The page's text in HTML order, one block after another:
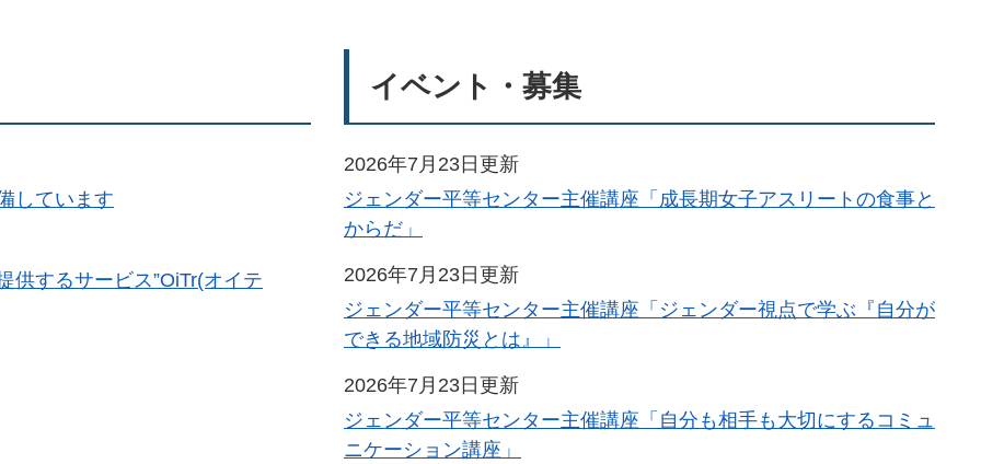
しています
供するサービス”OiTr(オイテ
イベント・募集
2026年7月23日更新
ジェンダー平等センター主催講座「成長期女子アスリートの食事と
からだ」
2026年7月23日更新
ジェンダー平等センター主催講座「ジェンダー視点で学ぶ『自分が
できる地域防災とは』」
2026年7月23日更新
ジェンダー平等センター主催講座「自分も相手も大切にするコミュ
ニケーション講座」